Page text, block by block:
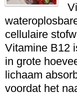
cellulaire
Vitamine B12
in grote
lichaam
voordat het